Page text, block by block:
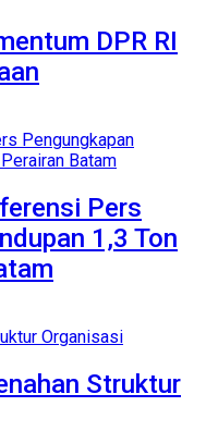
DPR RI
Pers
1,3 Ton
Struktur